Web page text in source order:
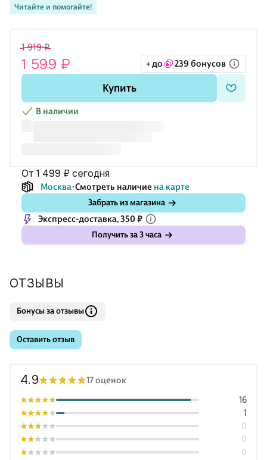
Читайте и помогайте!
красивыми». — Анна Котова
В книге:
• 188 уникальных авторских узоров для вязания спицами,
которых не найти больше нигде
1 919 ₽
1 599 ₽ + до 239 бонусов
Купить
В наличии
от 1 499 ₽ сегодня
Москва Смотреть наличие на карте
Забрать из магазина
Экспресс-доставка, 350 ₽
Получить за 3 часа
ОТЗЫВЫ
Бонусы за отзывы
Оставить отзыв
4.9 17 оценок
0
0
0
1
16